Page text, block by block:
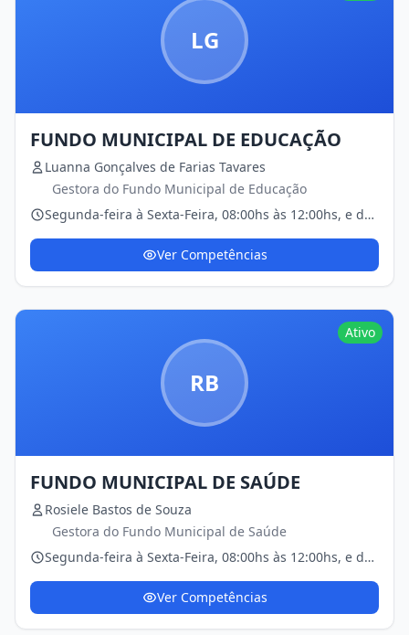
LG
FUNDO MUNICIPAL DE EDUCAÇÃO
Luanna Gonçalves de Farias Tavares
Gestora do Fundo Municipal de Educação
Segunda-feira à Sexta-Feira, 08:00hs às 12:00hs, e das
Ver Competências
RB
Ativo
FUNDO MUNICIPAL DE SAÚDE
Rosiele Bastos de Souza
Gestora do Fundo Municipal de Saúde
Segunda-feira à Sexta-Feira, 08:00hs às 12:00hs, e das
Ver Competências